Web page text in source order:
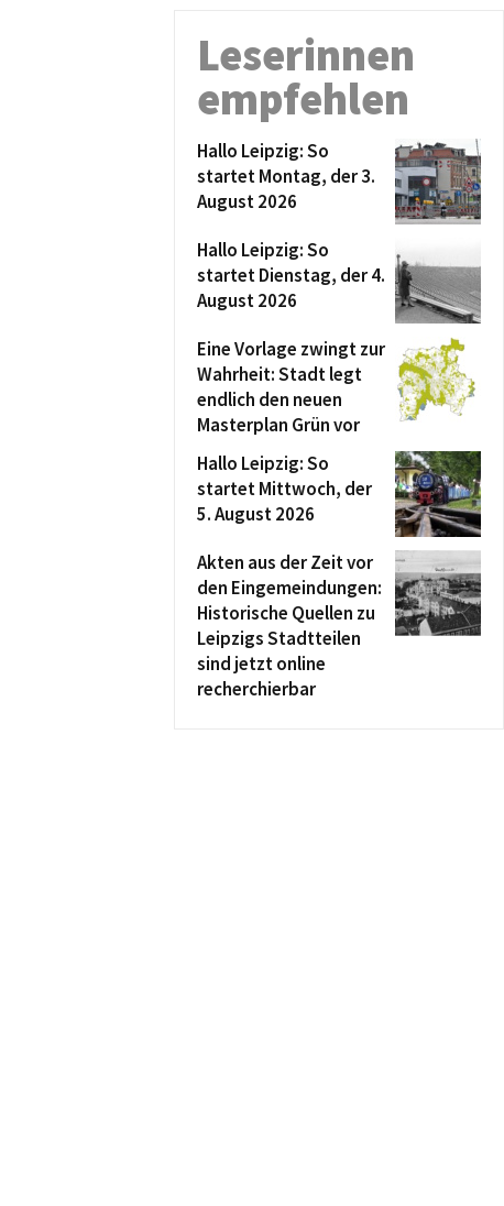
Leserinnen
empfehlen
Hallo Leipzig: So
startet Montag, der 3.
August 2026
Hallo Leipzig: So
startet Dienstag, der 4.
August 2026
Eine Vorlage zwingt zur
Wahrheit: Stadt legt
endlich den neuen
Masterplan Grün vor
Hallo Leipzig: So
startet Mittwoch, der
5. August 2026
Akten aus der Zeit vor
den Eingemeindungen:
Historische Quellen zu
Leipzigs Stadtteilen
sind jetzt online
recherchierbar